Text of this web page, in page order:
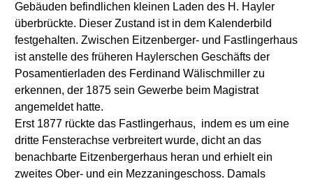
Gebäuden befindlichen kleinen Laden des H. Hayler
überbrückte. Dieser Zustand ist in dem Kalenderbild
festgehalten. Zwischen Eitzenberger- und Fastlingerhaus
ist anstelle des früheren Haylerschen Geschäfts der
Posamentierladen des Ferdinand Wälischmiller zu
erkennen, der 1875 sein Gewerbe beim Magistrat
angemeldet hatte.
Erst 1877 rückte das Fastlingerhaus, indem es um eine
dritte Fensterachse verbreitert wurde, dicht an das
benachbarte Eitzenbergerhaus heran und erhielt ein
zweites Ober- und ein Mezzaningeschoss. Damals